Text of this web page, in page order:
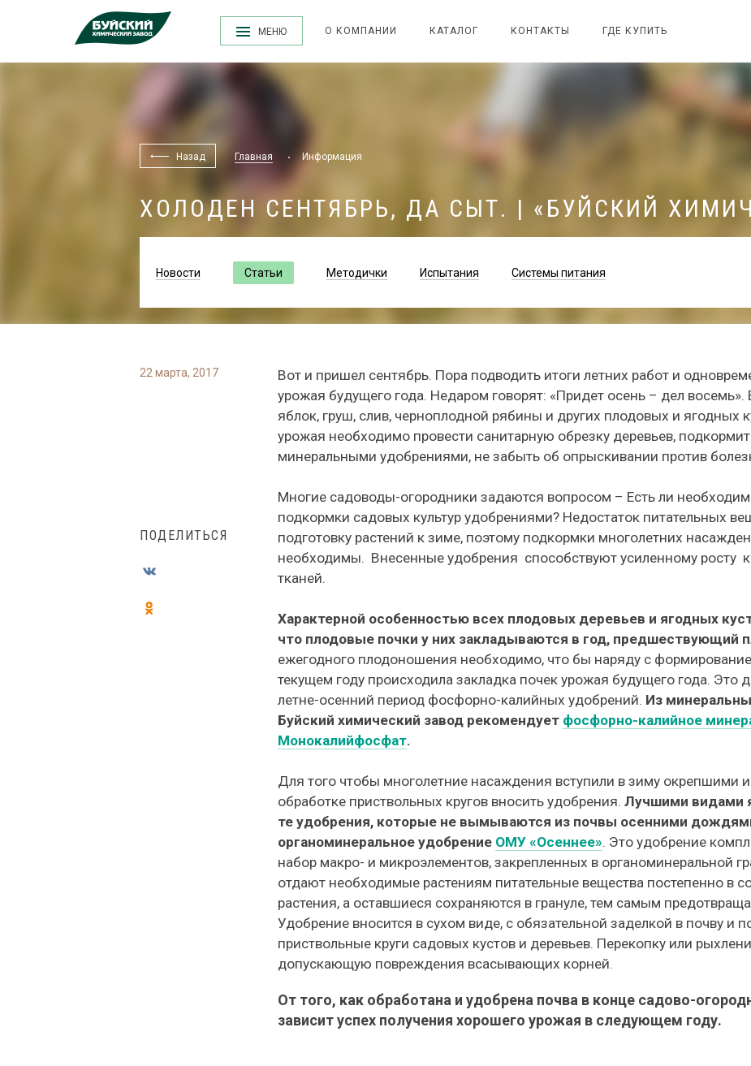
МЕНЮ О КОМПАНИИ КАТАЛОГ КОНТАКТЫ ГДЕ КУПИТЬ
Назад Главная Информация
ХОЛОДЕН СЕНТЯБРЬ, ДА СЫТ. | «БУЙСКИЙ
Новости Статьи Методички Испытания Системы питания
22 марта, 2017
ПОДЕЛИТЬСЯ
Вот и пришел сентябрь. Пора подводить итоги летних работ и
урожая будущего года. Недаром говорят: «Придет осень – дел
яблок, груш, слив, черноплодной рябины и других плодовых и ягодных
урожая необходимо провести санитарную обрезку деревьев,
минеральными удобрениями, не забыть об опрыскивании против
Многие садоводы-огородники задаются вопросом – Есть ли
подкормки садовых культур удобрениями? Недостаток питательных
подготовку растений к зиме, поэтому подкормки многолетних
необходимы. Внесенные удобрения способствуют усиленному росту
тканей.
Характерной особенностью всех плодовых деревьев и ягодных
что плодовые почки у них закладываются в год, предшествующий
ежегодного плодоношения необходимо, что бы наряду с
текущем году происходила закладка почек урожая будущего года. Это
летне-осенний период фосфорно-калийных удобрений. Из
Буйский химический завод рекомендует фосфорно-калийное
Монокалийфосфат.
Для того чтобы многолетние насаждения вступили в зиму окрепшими
обработке приствольных кругов вносить удобрения. Лучшими видами
те удобрения, которые не вымываются из почвы осенними
органоминеральное удобрение ОМУ «Осеннее». Это удобрение
набор макро- и микроэлементов, закрепленных в органоминеральной
отдают необходимые растениям питательные вещества постепенно в
растения, а оставшиеся сохраняются в грануле, тем самым
Удобрение вносится в сухом виде, с обязательной заделкой в почву и
приствольные круги садовых кустов и деревьев. Перекопку или
допускающую повреждения всасывающих корней.
От того, как обработана и удобрена почва в конце садово-
зависит успех получения хорошего урожая в следующем году.